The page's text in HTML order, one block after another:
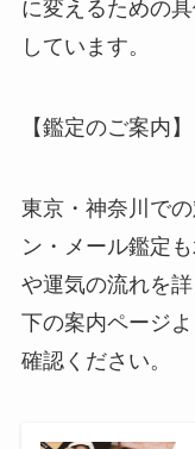
に変えるための
しています。
【鑑定のご案内】
東京・神奈川で
ン・メール鑑定
や運気の流れを
下の案内ページ
確認ください。